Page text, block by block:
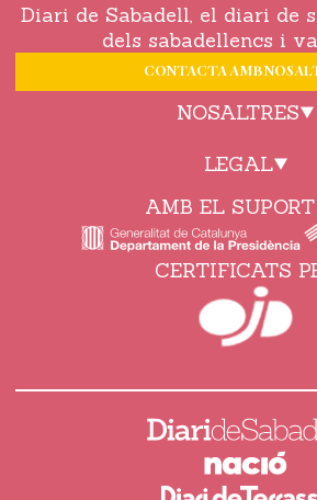
Diari de Sabadell, el diari de
dels sabadellencs i
CONTACTA AMB
NOSALTRES
LEGAL
AMB EL
CERTIFICATS